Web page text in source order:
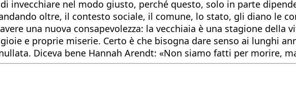
invecchiare nel modo giusto, perché questo, solo in parte
oltre, il contesto sociale, il comune, lo stato, gli diano le
una nuova consapevolezza: la vecchiaia è una stagione
e proprie miserie. Certo è che bisogna dare senso ai lunghi
Diceva bene Hannah Arendt: «Non siamo fatti per morire,